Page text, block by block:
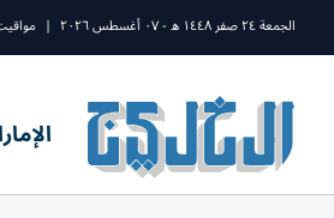
الجمعة ٢٤ صفر ١٤٤٨ ه - ٠٧ أغسطس ٢٠٢٦ |